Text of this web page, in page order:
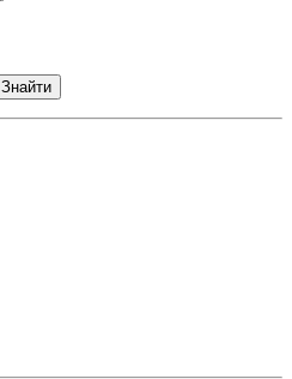
Знайти